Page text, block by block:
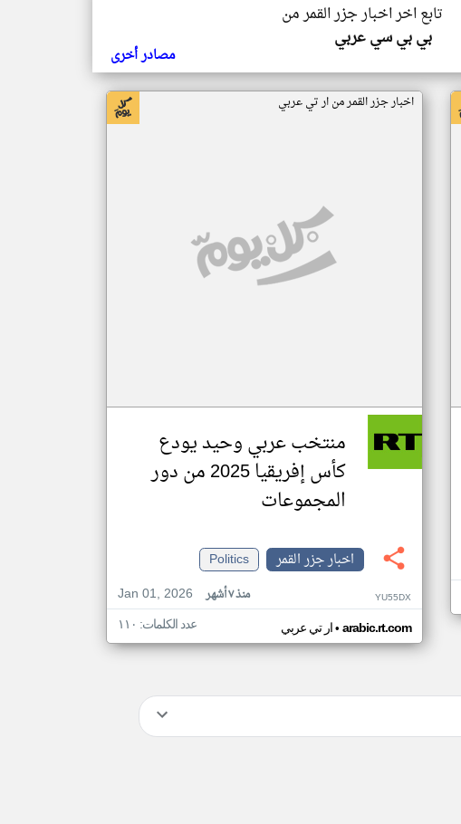
تابع اخر اخبار جزر القمر من
بي بي سي عربي
مصادر أخرى
اخبار جزر القمر من ار تي عربي
منتخب عربي وحيد يودع
كأس إفريقيا 2025 من دور
المجموعات
اخبار جزر القمر
Politics
Jan 01, 2026
منذ ٧ أشهر YU55DX
ار تي عربي• arabic.rt.com عدد الكلمات: ١١٠